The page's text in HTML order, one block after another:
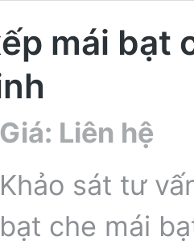
mái bạt
Giá: Liên hệ
Khảo sát tư
bạt che mái